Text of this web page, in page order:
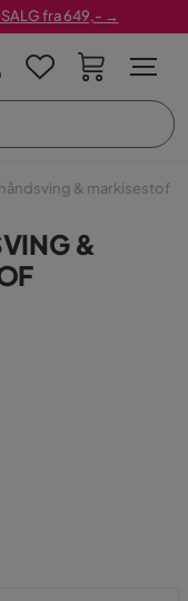
fra 649,- →
& markisestof
&